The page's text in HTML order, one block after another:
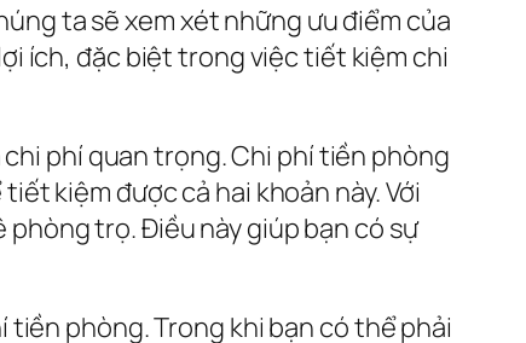
ta sẽ xem xét những ưu điểm của
ích, đặc biệt trong việc tiết kiệm chi
phí quan trọng. Chi phí tiền phòng
kiệm được cả hai khoản này. Với
trọ. Điều này giúp bạn có sự
tiền phòng. Trong khi bạn có thể phải